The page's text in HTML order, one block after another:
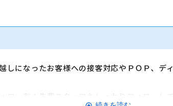
しになったお客様への接客対応やＰＯＰ、デ
ロー有！先輩スタッフもしっかりフォローし